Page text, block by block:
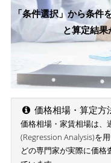
「条件選択」から条
と算定結
価格相場・算定方
価格相場・家賃相場は、
(Regression Analysis)を
どの専門家が実際に価格